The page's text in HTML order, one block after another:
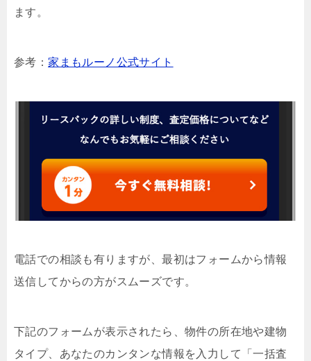
ます。
参考：家まもルーノ公式サイト
電話での相談も有りますが、最初はフォームから情報
送信してからの方がスムーズです。
下記のフォームが表示されたら、物件の所在地や建物
タイプ、あなたのカンタンな情報を入力して「一括査